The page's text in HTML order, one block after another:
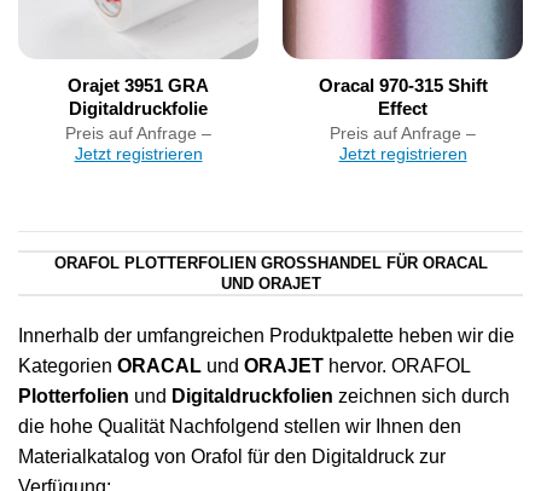
Orajet 3951 GRA
Digitaldruckfolie
Preis auf Anfrage –
Jetzt registrieren
Oracal 970-315 Shift
Effect
Preis auf Anfrage –
Jetzt registrieren
ORAFOL PLOTTERFOLIEN GROSSHANDEL FÜR ORACAL U
ND ORAJET
Innerhalb der umfangreichen Produktpalette heben wir die
Kategorien ORACAL und ORAJET hervor. ORAFOL
Plotterfolien und Digitaldruckfolien zeichnen sich durch
die hohe Qualität Nachfolgend stellen wir Ihnen den
Materialkatalog von Orafol für den Digitaldruck zur
Verfügung: